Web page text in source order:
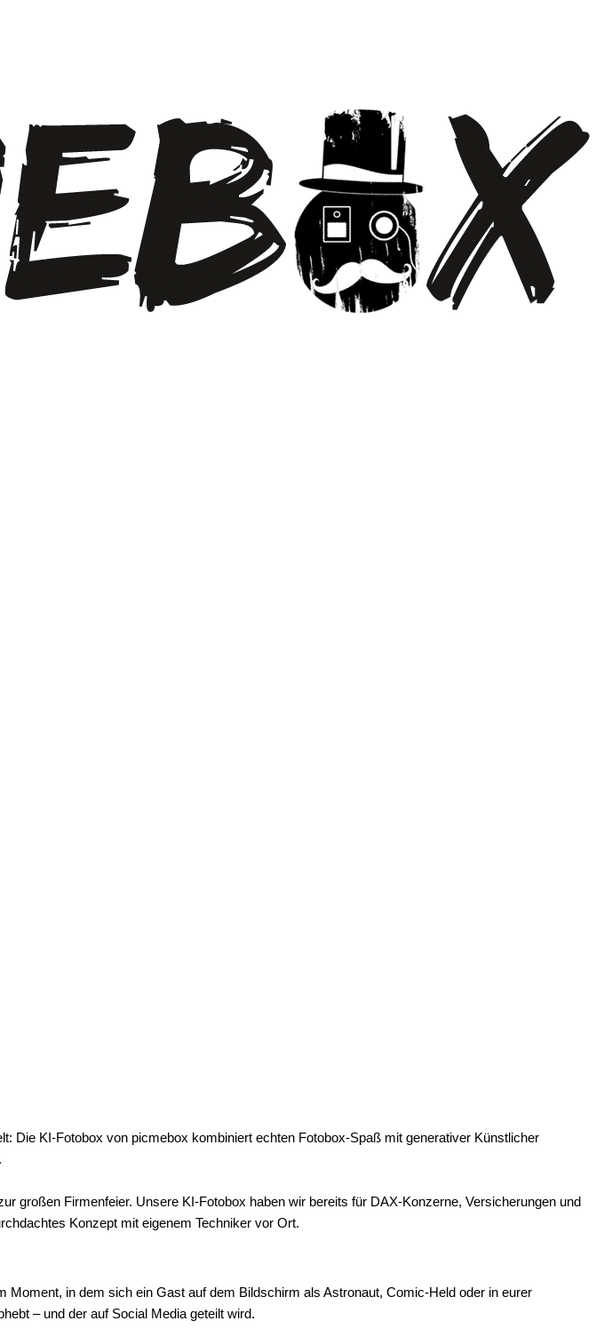
Die KI-Fotobox von picmebox kombiniert echten Fotobox-Spaß mit generativer Künstlicher
großen Firmenfeier. Unsere KI-Fotobox haben wir bereits für DAX-Konzerne, Versicherungen und
Konzept mit eigenem Techniker vor Ort.
in dem sich ein Gast auf dem Bildschirm als Astronaut, Comic-Held oder in eurer
– und der auf Social Media geteilt wird.